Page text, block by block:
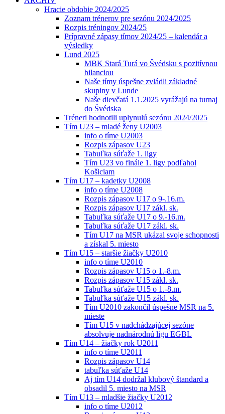
Hracie obdobie 2024/2025
Zoznam trénerov pre sezónu 2024/2025
Rozpis tréningov 2024/25
Prípravné zápasy tímov 2024/25 – kalendár a
výsledky
Lund 2025
MBK Stará Turá vo Švédsku s pozitívnou
bilanciou
Naše tímy úspešne zvládli základné
skupiny v Lunde
Naše dievčatá 1.1.2025 vyrážajú na turnaj
do Švédska
Tréneri hodnotili uplynulú sezónu 2024/2025
Tím U23 – mladé ženy U2003
info o tíme U2003
Rozpis zápasov U23
Tabuľka súťaže 1. ligy
Tím U23 vo finále 1. ligy podľahol
Košiciam
Tím U17 – kadetky U2008
info o tíme U2008
Rozpis zápasov U17 o 9-.16.m.
Rozpis zápasov U17 zákl. sk.
Tabuľka súťaže U17 o 9.-16.m.
Tabuľka súťaže U17 zákl. sk.
Tím U17 na MSR ukázal svoje schopnosti
a získal 5. miesto
Tím U15 – staršie žiačky U2010
info o tíme U2010
Rozpis zápasov U15 o 1.-8.m.
Rozpis zápasov U15 zákl. sk.
Tabuľka súťaže U15 o 1.-8.m.
Tabuľka súťaže U15 zákl. sk.
Tím U2010 zakončil úspešne MSR na 5.
mieste
Tím U15 v nadchádzajúcej sezóne
absolvuje nadnárodnú ligu EGBL
Tím U14 – žiačky rok U2011
info o tíme U2011
Rozpis zápasov U14
tabuľka súťaže U14
Aj tím U14 dodržal klubový štandard a
obsadil 5. miesto na MSR
Tím U13 – mladšie žiačky U2012
info o tíme U2012